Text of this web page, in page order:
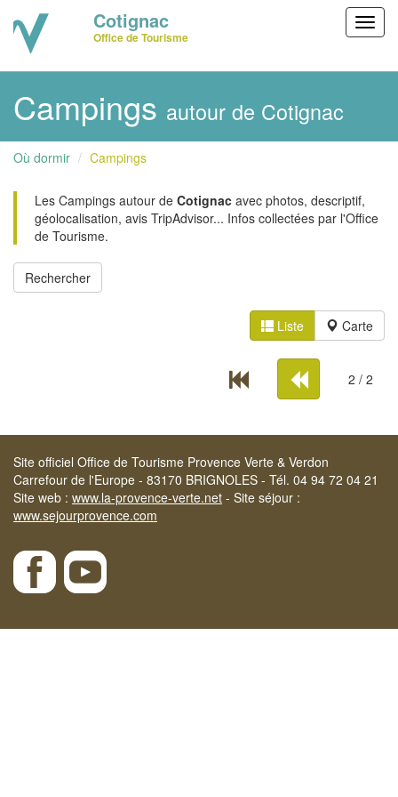
Cotignac
Office de Tourisme
Campings autour de Cotignac
Où dormir Campings
Les Campings autour de Cotignac avec photos, descriptif,
géolocalisation, avis TripAdvisor... Infos collectées par l'Office
de Tourisme.
Liste Carte
2 / 2
Site officiel Office de Tourisme Provence Verte & Verdon
Carrefour de l'Europe - 83170 BRIGNOLES - Tél. 04 94 72 04 21
Site web : www.la-provence-verte.net - Site séjour :
www.sejourprovence.com